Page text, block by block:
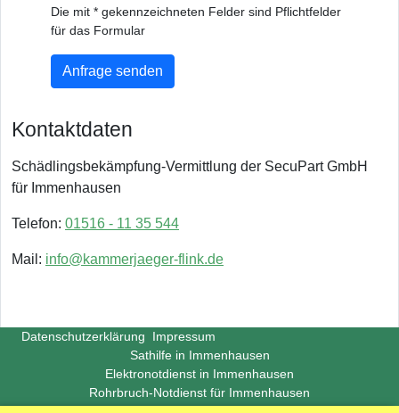
Die mit * gekennzeichneten Felder sind Pflichtfelder
für das Formular
Anfrage senden
Kontaktdaten
Schädlingsbekämpfung-Vermittlung der SecuPart GmbH
für Immenhausen
Telefon: 01516 - 11 35 544
Mail: info@kammerjaeger-flink.de
Datenschutzerklärung
Impressum
Sathilfe in Immenhausen
Elektronotdienst in Immenhausen
Rohrbruch-Notdienst für Immenhausen